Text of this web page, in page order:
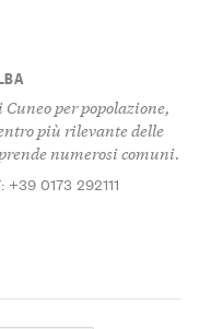
per popolazione,
più rilevante delle
numerosi comuni.
+39 0173 292111